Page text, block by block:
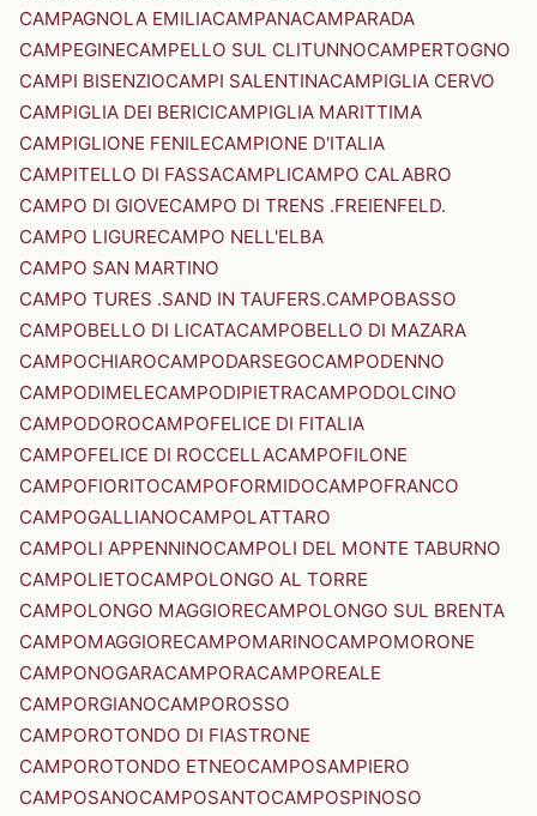
CAMPAGNOLA EMILIACAMPANACAMPARADA
CAMPEGINECAMPELLO SUL CLITUNNOCAMPERTOGNO
CAMPI BISENZIOCAMPI SALENTINACAMPIGLIA CERVO
CAMPIGLIA DEI BERICICAMPIGLIA MARITTIMA
CAMPIGLIONE FENILECAMPIONE D'ITALIA
CAMPITELLO DI FASSACAMPLICAMPO CALABRO
CAMPO DI GIOVECAMPO DI TRENS .FREIENFELD.
CAMPO LIGURECAMPO NELL'ELBA
CAMPO SAN MARTINO
CAMPO TURES .SAND IN TAUFERS.CAMPOBASSO
CAMPOBELLO DI LICATACAMPOBELLO DI MAZARA
CAMPOCHIAROCAMPODARSEGOCAMPODENNO
CAMPODIMELECAMPODIPIETRACAMPODOLCINO
CAMPODOROCAMPOFELICE DI FITALIA
CAMPOFELICE DI ROCCELLACAMPOFILONE
CAMPOFIORITOCAMPOFORMIDOCAMPOFRANCO
CAMPOGALLIANOCAMPOLATTARO
CAMPOLI APPENNINOCAMPOLI DEL MONTE TABURNO
CAMPOLIETOCAMPOLONGO AL TORRE
CAMPOLONGO MAGGIORECAMPOLONGO SUL BRENTA
CAMPOMAGGIORECAMPOMARINOCAMPOMORONE
CAMPONOGARACAMPORACAMPOREALE
CAMPORGIANOCAMPOROSSO
CAMPOROTONDO DI FIASTRONE
CAMPOROTONDO ETNEOCAMPOSAMPIERO
CAMPOSANOCAMPOSANTOCAMPOSPINOSO